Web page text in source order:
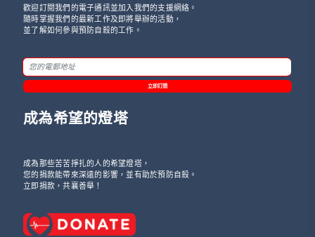
歡迎訂閱我們的電子通訊並加入我們的支援網絡。
隨時掌握我們的最新工作及即將舉辦的活動，
並了解如何參與預防自殺的工作。
立即訂閱
成為希望的燈塔
成為那些苦苦掙扎的人的希望燈塔，
您的捐款能帶來深遠的影響，並有助於預防自殺。
立即捐款，共襄善舉！